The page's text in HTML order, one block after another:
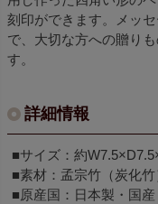
刻印ができます。メッ
で、大切な方への贈り
す。
詳細情報
■サイズ：約
■素材：孟宗竹（炭化竹
■原産国：日本製・国産